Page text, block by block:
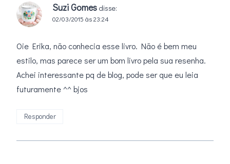
Suzi Gomes disse:
02/03/2015 às 23:24
Oie Erika, não conhecia esse livro. Não é bem meu
estilo, mas parece ser um bom livro pela sua resenha.
Achei interessante pq de blog, pode ser que eu leia
futuramente ^^ bjos
Responder